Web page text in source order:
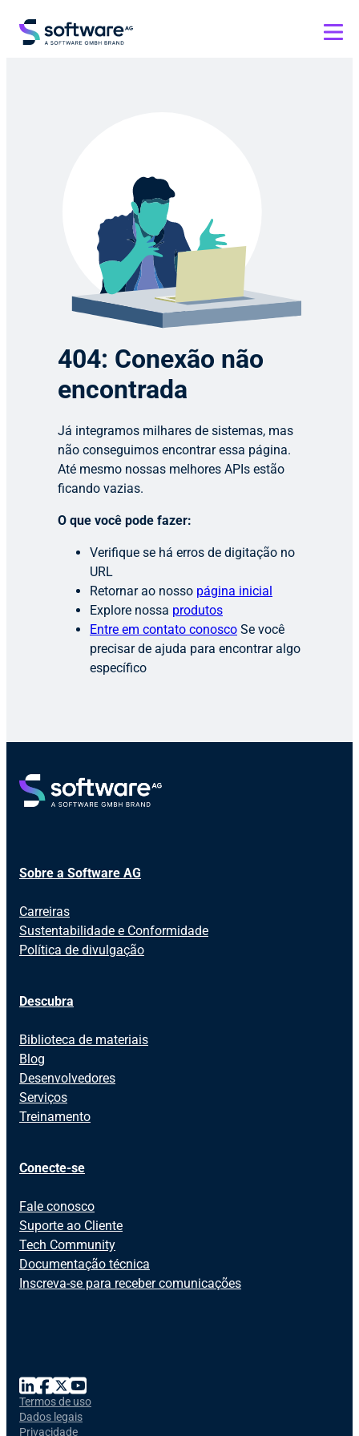
404: Conexão não
encontrada
Já integramos milhares de sistemas, mas
não conseguimos encontrar essa página.
Até mesmo nossas melhores APIs estão
ficando vazias.
O que você pode fazer:
Verifique se há erros de digitação no
URL
Retornar ao nosso página inicial
Explore nossa produtos
Entre em contato conosco Se você
precisar de ajuda para encontrar algo
específico
Sobre a Software AG
Carreiras
Sustentabilidade e Conformidade
Política de divulgação
Descubra
Biblioteca de materiais
Blog
Desenvolvedores
Serviços
Treinamento
Conecte-se
Fale conosco
Suporte ao Cliente
Tech Community
Documentação técnica
Inscreva-se para receber comunicações
Termos de uso
Dados legais
Privacidade